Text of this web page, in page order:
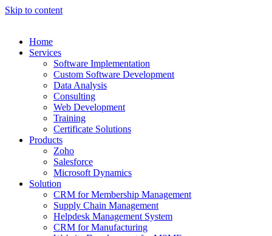
Skip to content
Home
Services
Software Implementation
Custom Software Development
Data Analysis
Consulting
Web Development
Training
Certificate Solutions
Products
Zoho
Salesforce
Microsoft Dynamics
Solution
CRM for Membership Management
Supply Chain Management
Helpdesk Management System
CRM for Manufacturing